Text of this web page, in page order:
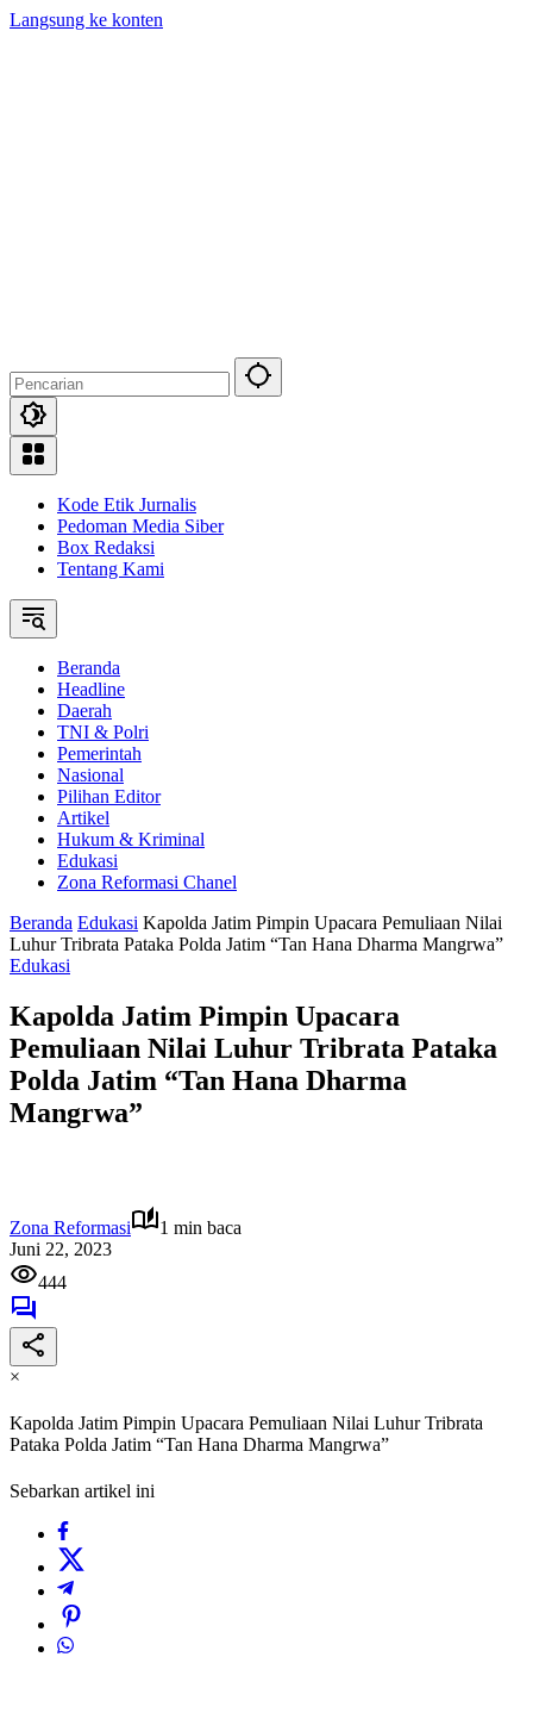
Langsung ke konten
Kode Etik Jurnalis
Pedoman Media Siber
Box Redaksi
Tentang Kami
Beranda
Headline
Daerah
TNI & Polri
Pemerintah
Nasional
Pilihan Editor
Artikel
Hukum & Kriminal
Edukasi
Zona Reformasi Chanel
Beranda Edukasi Kapolda Jatim Pimpin Upacara Pemuliaan Nilai
Luhur Tribrata Pataka Polda Jatim “Tan Hana Dharma Mangrwa”
Edukasi
Kapolda Jatim Pimpin Upacara
Pemuliaan Nilai Luhur Tribrata Pataka
Polda Jatim “Tan Hana Dharma
Mangrwa”
Zona Reformasi
1 min baca
Juni 22, 2023
444
×
Kapolda Jatim Pimpin Upacara Pemuliaan Nilai Luhur Tribrata
Pataka Polda Jatim “Tan Hana Dharma Mangrwa”
Sebarkan artikel ini